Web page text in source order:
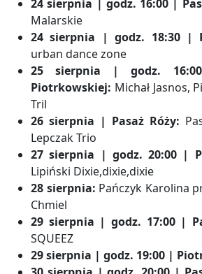
24 sierpnia | godz. 16:00 |
Malarskie
24 sierpnia | godz. 18:30 |
urban dance zone
25 sierpnia | godz.
Piotrkowskiej: Michał Jasnos,
Tril
26 sierpnia | Pasaż Róży:
Lepczak Trio
27 sierpnia | godz. 20:00 |
Lipiński Dixie,dixie,dixie
28 sierpnia: Pańczyk Karolina
Chmiel
29 sierpnia | godz. 17:00 |
SQUEEZ
29 sierpnia | godz. 19:00 |